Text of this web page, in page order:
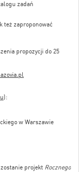
zadań
też zaproponować
propozycji do 25
):
w Warszawie
projekt Rocznego